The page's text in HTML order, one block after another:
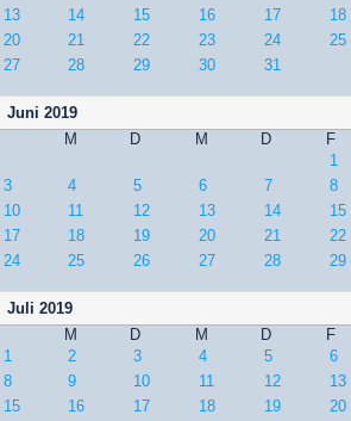
13
14 15 16 17 18
20
21 22 23 24 25
27
28 29 30 31
Juni 2019
M
D M D F
1
3
4 5 6 7 8
10
11 12 13 14 15
17
18 19 20 21 22
24
25 26 27 28 29
Juli 2019
M
D M D F
1
2 3 4 5 6
8
9 10 11 12 13
15
16 17 18 19 20